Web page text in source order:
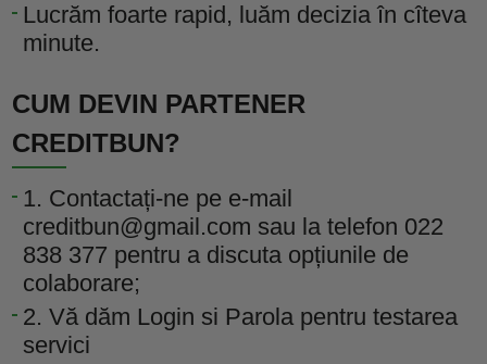
Lucrăm foarte rapid, luăm decizia în cîteva
minute.
CUM DEVIN PARTENER
CREDITBUN?
1. Contactați-ne pe e-mail
creditbun@gmail.com sau la telefon 022
838 377 pentru a discuta opțiunile de
colaborare;
2. Vă dăm Login si Parola pentru testarea
servici